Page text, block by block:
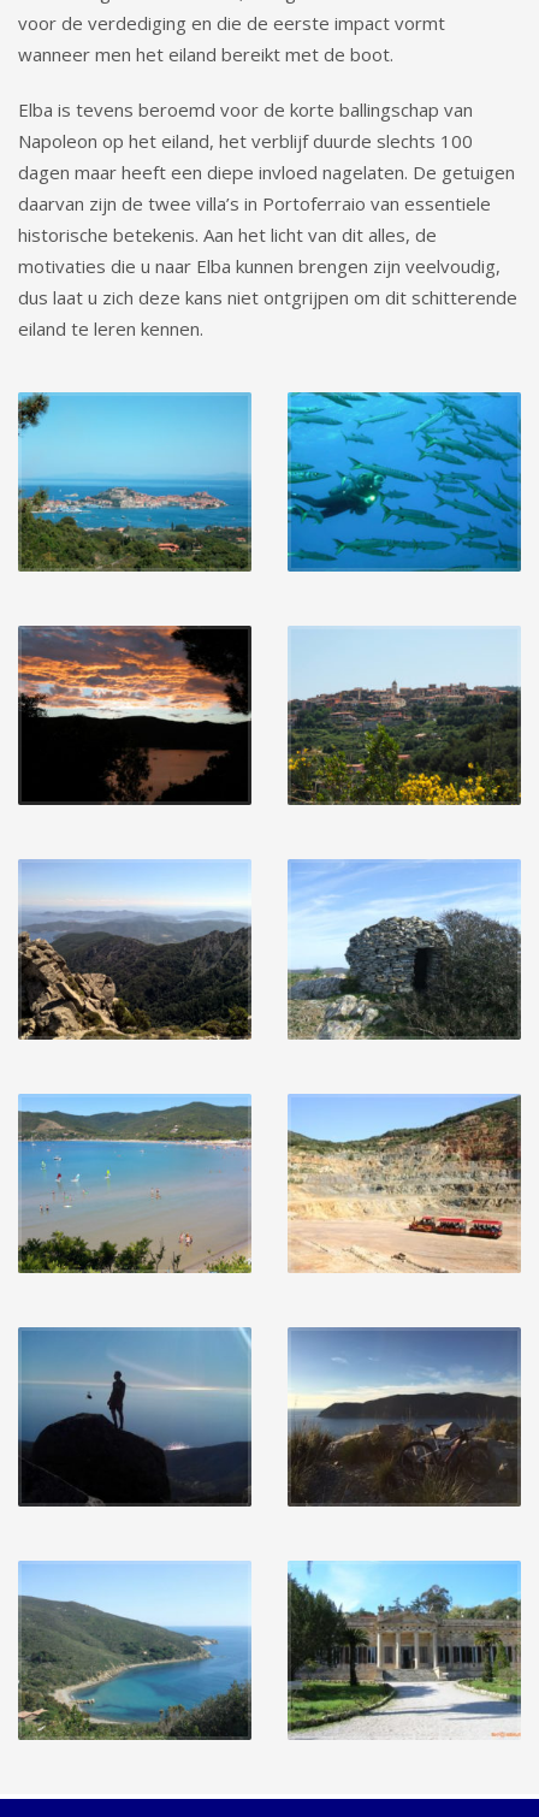
voor de verdediging en die de eerste impact vormt
wanneer men het eiland bereikt met de boot.
Elba is tevens beroemd voor de korte ballingschap van
Napoleon op het eiland, het verblijf duurde slechts 100
dagen maar heeft een diepe invloed nagelaten. De getuigen
daarvan zijn de twee villa’s in Portoferraio van essentiele
historische betekenis. Aan het licht van dit alles, de
motivaties die u naar Elba kunnen brengen zijn veelvoudig,
dus laat u zich deze kans niet ontgrijpen om dit schitterende
eiland te leren kennen.